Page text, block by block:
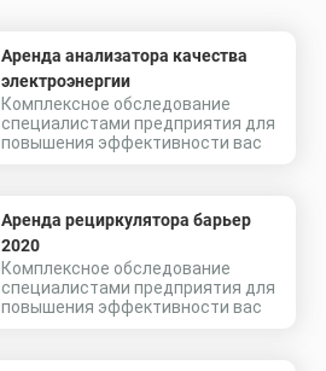
Аренда анализатора качества
электроэнергии
Комплексное обследование
специалистами предприятия для
повышения эффективности вас
Аренда рециркулятора барьер
2020
Комплексное обследование
специалистами предприятия для
повышения эффективности вас